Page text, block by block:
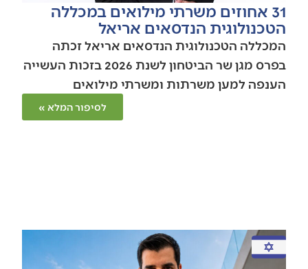
31 אחוזים משרתי מילואים במכללה
הטכנולוגית הנדסאים אריאל
המכללה הטכנולוגית הנדסאים אריאל זכתה
בפרס מגן שר הביטחון לשנת 2026 בזכות העשייה
הענפה למען משרתות ומשרתי מילואים
לסיפור המלא »